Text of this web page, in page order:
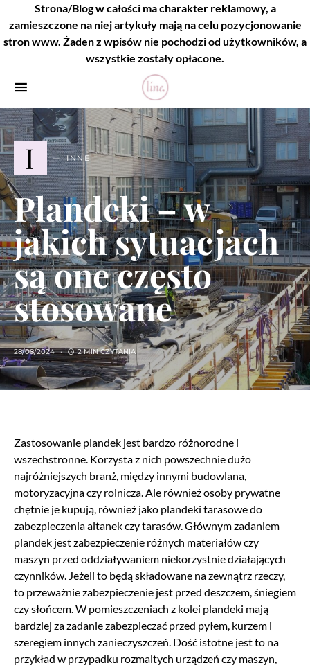
Strona/Blog w całości ma charakter reklamowy, a
zamieszczone na niej artykuły mają na celu pozycjonowanie
stron www. Żaden z wpisów nie pochodzi od użytkowników, a
wszystkie zostały opłacone.
I INNE
Plandeki – w
jakich sytuacjach
są one często
stosowane
28/08/2024 2 MIN CZYTANIA
Zastosowanie plandek jest bardzo różnorodne i
wszechstronne. Korzysta z nich powszechnie dużo
najróżniejszych branż, między innymi budowlana,
motoryzacyjna czy rolnicza. Ale również osoby prywatne
chętnie je kupują, również jako plandeki tarasowe do
zabezpieczenia altanek czy tarasów. Głównym zadaniem
plandek jest zabezpieczenie różnych materiałów czy
maszyn przed oddziaływaniem niekorzystnie działających
czynników. Jeżeli to będą składowane na zewnątrz rzeczy,
to przeważnie zabezpieczenie jest przed deszczem, śniegiem
czy słońcem. W pomieszczeniach z kolei plandeki mają
bardziej za zadanie zabezpieczać przed pyłem, kurzem i
szeregiem innych zanieczyszczeń. Dość istotne jest to na
przykład w przypadku rozmaitych urządzeń czy maszyn,